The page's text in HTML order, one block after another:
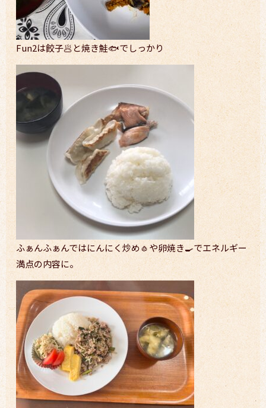
Fun2は餃子🥟と焼き鮭🐟でしっかり
ふぁんふぁんではにんにく炒め🧄や卵焼き🍳でエネルギー
満点の内容に。